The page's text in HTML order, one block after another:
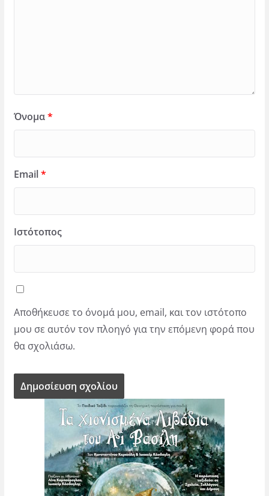
Όνομα*
Email*
Ιστότοπος
Αποθήκευσε το όνομά μου, email, και τον ιστότοπο
μου σε αυτόν τον πλοηγό για την επόμενη φορά που
θα σχολιάσω.